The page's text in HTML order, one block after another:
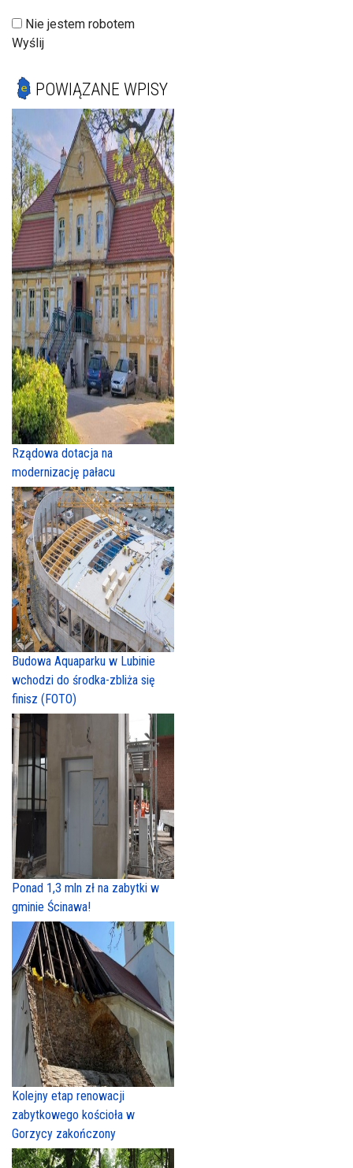
Nie jestem robotem
Wyślij
POWIĄZANE WPISY
Rządowa dotacja na
modernizację pałacu
Budowa Aquaparku w Lubinie
wchodzi do środka-zbliża się
finisz (FOTO)
Ponad 1,3 mln zł na zabytki w
gminie Ścinawa!
Kolejny etap renowacji
zabytkowego kościoła w
Gorzycy zakończony